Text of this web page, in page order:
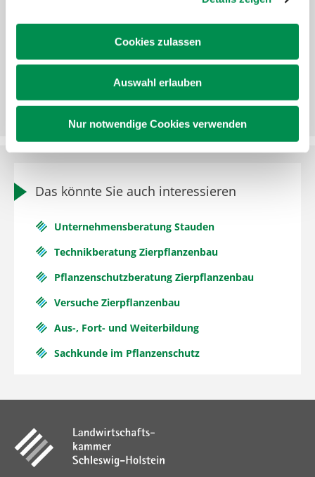
Cookies zulassen
Auswahl erlauben
Nur notwendige Cookies verwenden
Baumschule, Weihnachtsbaumkulturen, Stauden,
Pflanzenschutzberatung, Versuchswesen,
Schaderregerüberwachung, Genehmigungen § 22 (2)
Das könnte Sie auch interessieren
Unternehmensberatung Stauden
Technikberatung Zierpflanzenbau
Pflanzenschutzberatung Zierpflanzenbau
Versuche Zierpflanzenbau
Aus-, Fort- und Weiterbildung
Sachkunde im Pflanzenschutz